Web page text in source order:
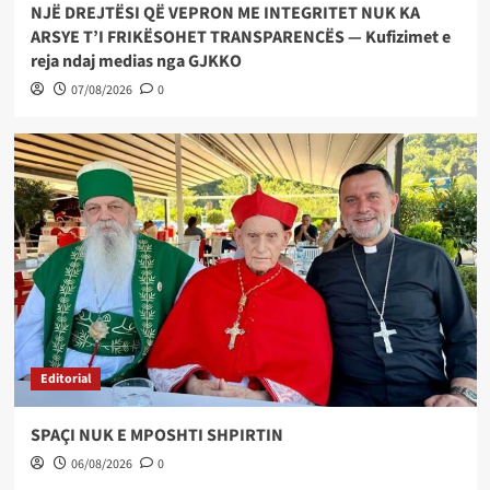
NJË DREJTËSI QË VEPRON ME INTEGRITET NUK KA
ARSYE T’I FRIKËSOHET TRANSPARENCËS — Kufizimet e
reja ndaj medias nga GJKKO
07/08/2026 0
Editorial
SPAÇI NUK E MPOSHTI SHPIRTIN
06/08/2026 0